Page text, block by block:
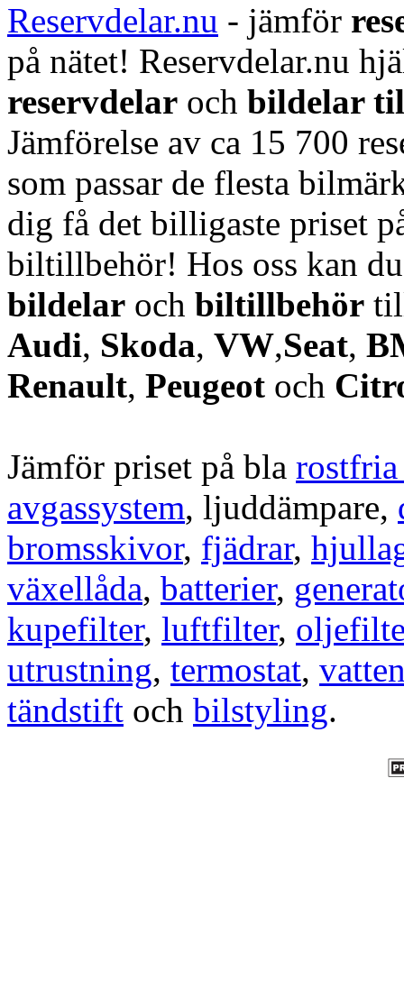
Reservdelar.nu - jämför
på nätet! Reservdelar.nu
reservdelar och bildelar
Jämförelse av ca 15 700
som passar de flesta
dig få det billigaste priset
biltillbehör! Hos oss kan
bildelar och biltillbehör
Audi, Skoda, VW,Seat,
Renault, Peugeot och
Jämför priset på bla rostfria
avgassystem, ljuddämpare,
bromsskivor, fjädrar,
växellåda, batterier,
kupefilter, luftfilter,
utrustning, termostat,
tändstift och bilstyling.